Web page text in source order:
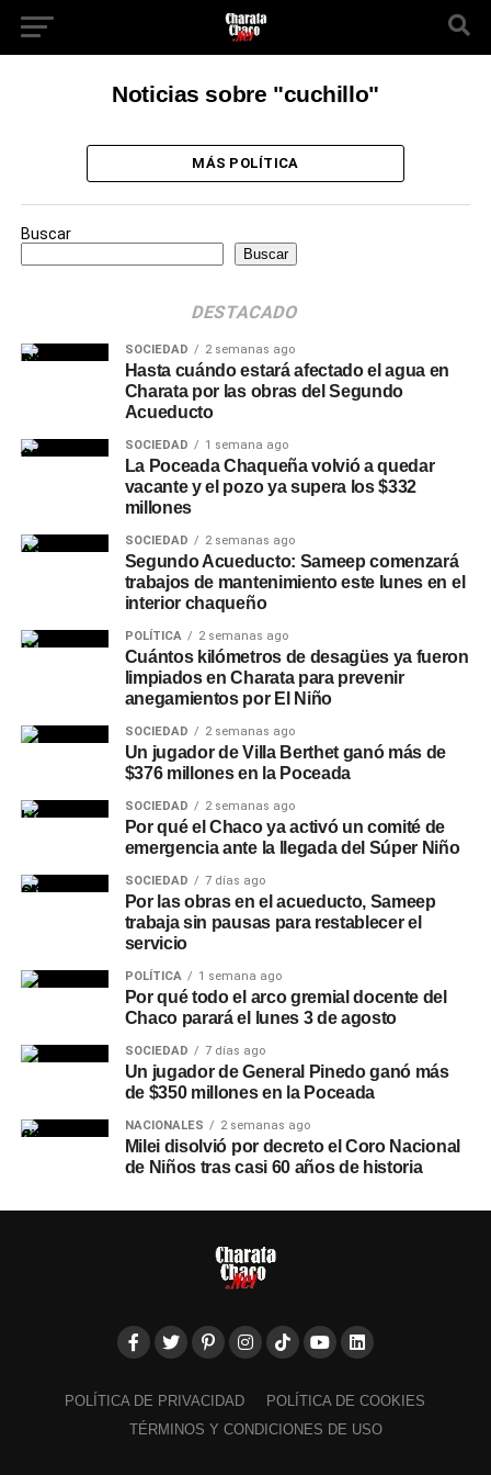
Noticias sobre "cuchillo"
MÁS POLÍTICA
Buscar
Buscar
DESTACADO
SOCIEDAD 2 semanas ago
Hasta cuándo estará afectado el agua en
Charata por las obras del Segundo
Acueducto
SOCIEDAD 1 semana ago
La Poceada Chaqueña volvió a quedar
vacante y el pozo ya supera los $332
millones
SOCIEDAD 2 semanas ago
Segundo Acueducto: Sameep comenzará
trabajos de mantenimiento este lunes en el
interior chaqueño
POLÍTICA 2 semanas ago
Cuántos kilómetros de desagües ya fueron
limpiados en Charata para prevenir
anegamientos por El Niño
SOCIEDAD 2 semanas ago
Un jugador de Villa Berthet ganó más de
$376 millones en la Poceada
SOCIEDAD 2 semanas ago
Por qué el Chaco ya activó un comité de
emergencia ante la llegada del Súper Niño
SOCIEDAD 7 días ago
Por las obras en el acueducto, Sameep
trabaja sin pausas para restablecer el
servicio
POLÍTICA 1 semana ago
Por qué todo el arco gremial docente del
Chaco parará el lunes 3 de agosto
SOCIEDAD 7 días ago
Un jugador de General Pinedo ganó más
de $350 millones en la Poceada
NACIONALES 2 semanas ago
Milei disolvió por decreto el Coro Nacional
de Niños tras casi 60 años de historia
POLÍTICA DE PRIVACIDAD
POLÍTICA DE COOKIES
TÉRMINOS Y CONDICIONES DE USO